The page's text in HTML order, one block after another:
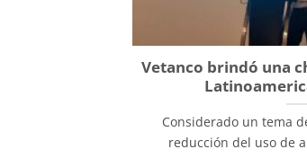
Vetanco brindó una
Considerado un tema
reducción del uso de